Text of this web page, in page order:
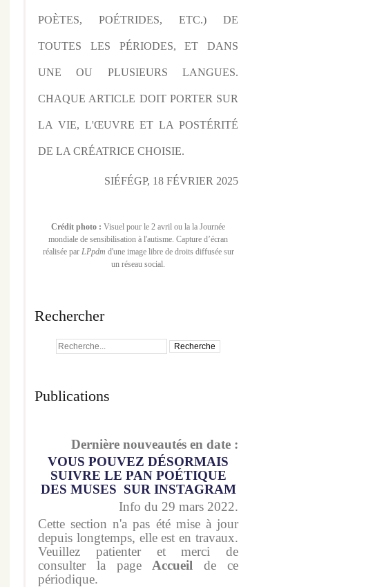
POÈTES, POÉTRIDES, ETC.) DE
TOUTES LES PÉRIODES, ET DANS
UNE OU PLUSIEURS LANGUES.
CHAQUE ARTICLE DOIT PORTER SUR
LA VIE, L'ŒUVRE ET LA POSTÉRITÉ
DE LA CRÉATRICE CHOISIE.
SIÉFÉGP, 18 FÉVRIER 2025
Crédit photo : Visuel pour le 2 avril ou la la Journée
mondiale de sensibilisation à l'autisme. Capture d’écran
réalisée par LPpdm d'une image libre de droits diffusée sur
un réseau social.
Rechercher
Publications
Dernière nouveautés en date :
VOUS POUVEZ DÉSORMAIS
SUIVRE LE PAN POÉTIQUE
DES MUSES SUR INSTAGRAM
Info du 29 mars 2022.
Cette section n'a pas été mise à jour
depuis longtemps, elle est en travaux.
Veuillez patienter et merci de
consulter la page Accueil de ce
périodique.